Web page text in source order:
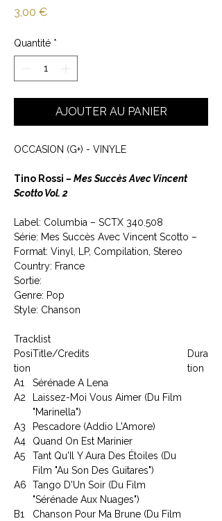
3,00 €Prix
Quantité *
AJOUTER AU PANIER
OCCASION (G+) - VINYLE
Tino Rossi ‎ – Mes Succès Avec Vincent
Scotto Vol. 2
Label: Columbia ‎– SCTX 340.508
Série: Mes Succès Avec Vincent Scotto –
Format: Vinyl, LP, Compilation, Stereo
Country: France
Sortie:
Genre: Pop
Style: Chanson
Tracklist
Posi
tion
Title/Credits
Dura
tion
A1
Sérénade A Lena
A2
Laissez-Moi Vous Aimer (Du Film
"Marinella")
A3
Pescadore (Addio L'Amore)
A4
Quand On Est Marinier
A5
Tant Qu'Il Y Aura Des Étoiles (Du
Film "Au Son Des Guitares")
A6
Tango D'Un Soir (Du Film
"Sérénade Aux Nuages")
B1
Chanson Pour Ma Brune (Du Film